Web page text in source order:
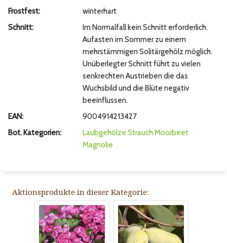
Frostfest:
winterhart
Schnitt:
Im Normalfall kein Schnitt erforderlich.
Aufasten im Sommer zu einem
mehrstämmigen Solitärgehölz möglich.
Unüberlegter Schnitt führt zu vielen
senkrechten Austrieben die das
Wuchsbild und die Blüte negativ
beeinflussen.
EAN:
9004914213427
Bot. Kategorien:
Laubgehölze Strauch Moorbeet
Magnolie
Aktionsprodukte in dieser Kategorie: